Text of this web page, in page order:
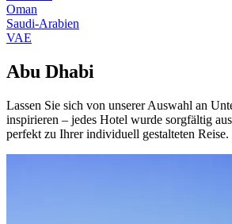
Oman
Saudi-Arabien
VAE
Abu Dhabi
Lassen Sie sich von unserer Auswahl an
inspirieren – jedes Hotel wurde sorgfältig
perfekt zu Ihrer individuell gestalteten Reise.